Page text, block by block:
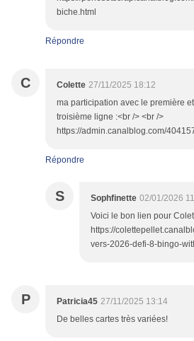
biche.html
Répondre
C Colette 27/11/2025 18:12
ma participation avec le première
troisième ligne :<br /> <br />
https://admin.canalblog.com/
Répondre
S Sophfinette 02/01/2026
Voici le bon lien pour
https://
vers-2026-defi-8-bingo-
P Patricia45 27/11/2025 13:14
De belles cartes très variées!